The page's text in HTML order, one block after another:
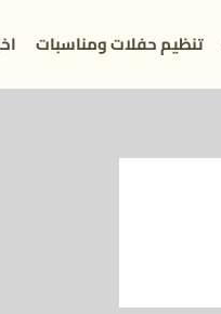
تنظيم حفلات ومناسبات